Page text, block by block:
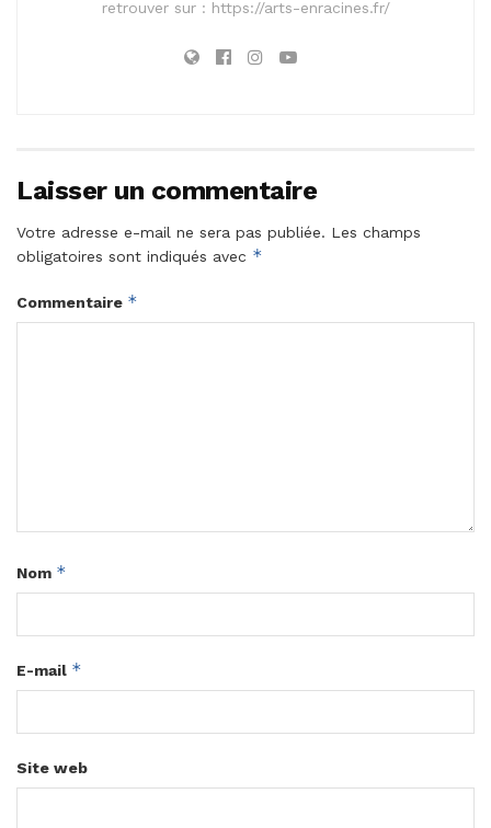
retrouver sur : https://arts-enracines.fr/
Laisser un commentaire
Votre adresse e-mail ne sera pas publiée. Les champs
obligatoires sont indiqués avec *
Commentaire *
Nom *
E-mail *
Site web